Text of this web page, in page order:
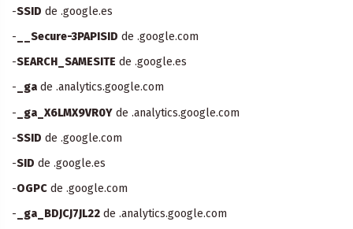
-SSID de .google.es
- __Secure-3PAPISID de .google.com
-SEARCH_SAMESITE de .google.es
- _ga de .analytics.google.com
- _ga_X6LMX9VR0Y de .analytics.google.com
-SSID de .google.com
-SID de .google.es
-OGPC de .google.com
- _ga_BDJCJ7JL22 de .analytics.google.com